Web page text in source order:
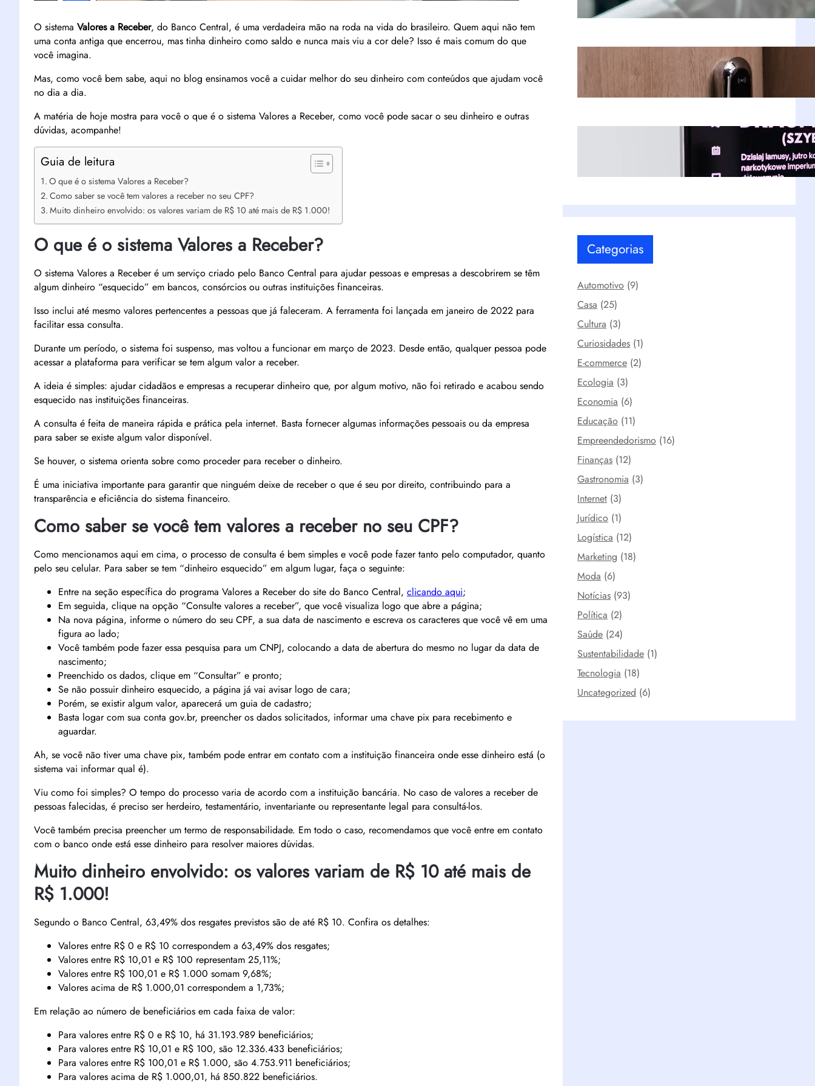
O sistema Valores a Receber, do Banco Central, é uma verdadeira mão na roda na vida do brasileiro. Quem aqui não tem
uma conta antiga que encerrou, mas tinha dinheiro como saldo e nunca mais viu a cor dele? Isso é mais comum do que
você imagina.
Mas, como você bem sabe, aqui no blog ensinamos você a cuidar melhor do seu dinheiro com conteúdos que ajudam você
no dia a dia.
A matéria de hoje mostra para você o que é o sistema Valores a Receber, como você pode sacar o seu dinheiro e outras
dúvidas, acompanhe!
Guia de leitura
O que é o sistema Valores a Receber?
Como saber se você tem valores a receber no seu CPF?
Muito dinheiro envolvido: os valores variam de R$ 10 até mais de R$ 1.000!
O que é o sistema Valores a Receber?
O sistema Valores a Receber é um serviço criado pelo Banco Central para ajudar pessoas e empresas a descobrirem se têm
algum dinheiro “esquecido” em bancos, consórcios ou outras instituições financeiras.
Isso inclui até mesmo valores pertencentes a pessoas que já faleceram. A ferramenta foi lançada em janeiro de 2022 para
facilitar essa consulta.
Durante um período, o sistema foi suspenso, mas voltou a funcionar em março de 2023. Desde então, qualquer pessoa pode
acessar a plataforma para verificar se tem algum valor a receber.
A ideia é simples: ajudar cidadãos e empresas a recuperar dinheiro que, por algum motivo, não foi retirado e acabou sendo
esquecido nas instituições financeiras.
A consulta é feita de maneira rápida e prática pela internet. Basta fornecer algumas informações pessoais ou da empresa
para saber se existe algum valor disponível.
Se houver, o sistema orienta sobre como proceder para receber o dinheiro.
É uma iniciativa importante para garantir que ninguém deixe de receber o que é seu por direito, contribuindo para a
transparência e eficiência do sistema financeiro.
Como saber se você tem valores a receber no seu CPF?
Como mencionamos aqui em cima, o processo de consulta é bem simples e você pode fazer tanto pelo computador, quanto
pelo seu celular. Para saber se tem “dinheiro esquecido” em algum lugar, faça o seguinte:
Entre na seção específica do programa Valores a Receber do site do Banco Central, clicando aqui;
Em seguida, clique na opção “Consulte valores a receber”, que você visualiza logo que abre a página;
Na nova página, informe o número do seu CPF, a sua data de nascimento e escreva os caracteres que você vê em uma
figura ao lado;
Você também pode fazer essa pesquisa para um CNPJ, colocando a data de abertura do mesmo no lugar da data de
nascimento;
Preenchido os dados, clique em “Consultar” e pronto;
Se não possuir dinheiro esquecido, a página já vai avisar logo de cara;
Porém, se existir algum valor, aparecerá um guia de cadastro;
Basta logar com sua conta gov.br, preencher os dados solicitados, informar uma chave pix para recebimento e
aguardar.
Ah, se você não tiver uma chave pix, também pode entrar em contato com a instituição financeira onde esse dinheiro está (o
sistema vai informar qual é).
Viu como foi simples? O tempo do processo varia de acordo com a instituição bancária. No caso de valores a receber de
pessoas falecidas, é preciso ser herdeiro, testamentário, inventariante ou representante legal para consultá-los.
Você também precisa preencher um termo de responsabilidade. Em todo o caso, recomendamos que você entre em contato
com o banco onde está esse dinheiro para resolver maiores dúvidas.
Muito dinheiro envolvido: os valores variam de R$ 10 até mais de
R$ 1.000!
Segundo o Banco Central, 63,49% dos resgates previstos são de até R$ 10. Confira os detalhes:
Valores entre R$ 0 e R$ 10 correspondem a 63,49% dos resgates;
Valores entre R$ 10,01 e R$ 100 representam 25,11%;
Valores entre R$ 100,01 e R$ 1.000 somam 9,68%;
Valores acima de R$ 1.000,01 correspondem a 1,73%;
Em relação ao número de beneficiários em cada faixa de valor:
Para valores entre R$ 0 e R$ 10, há 31.193.989 beneficiários;
Para valores entre R$ 10,01 e R$ 100, são 12.336.433 beneficiários;
Para valores entre R$ 100,01 e R$ 1.000, são 4.753.911 beneficiários;
Para valores acima de R$ 1.000,01, há 850.822 beneficiários.
Fechaduras Digitais: Guia Completo
para Escolher a Melhor Opção para
Sua Segurança
segurança: 9 recomendações!
Categorias
Automotivo (9)
Casa (25)
Cultura (3)
Curiosidades (1)
E-commerce (2)
Ecologia (3)
Economia (6)
Educação (11)
Empreendedorismo (16)
Finanças (12)
Gastronomia (3)
Internet (3)
Jurídico (1)
Logística (12)
Marketing (18)
Moda (6)
Notícias (93)
Política (2)
Saúde (24)
Sustentabilidade (1)
Tecnologia (18)
Uncategorized (6)